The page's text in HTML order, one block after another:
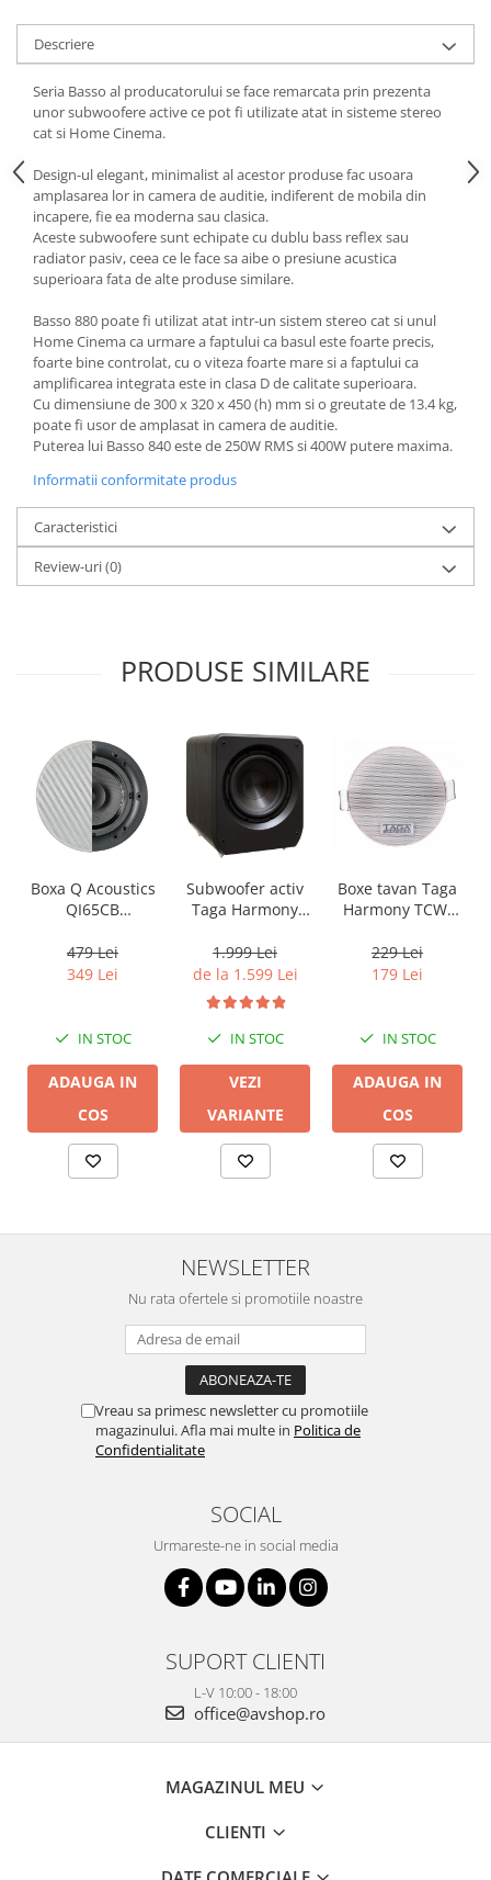
Descriere
Seria Basso al producatorului se face remarcata prin prezenta
unor subwoofere active ce pot fi utilizate atat in sisteme stereo
cat si Home Cinema.
Design-ul elegant, minimalist al acestor produse fac usoara
amplasarea lor in camera de auditie, indiferent de mobila din
incapere, fie ea moderna sau clasica.
Aceste subwoofere sunt echipate cu dublu bass reflex sau
radiator pasiv, ceea ce le face sa aibe o presiune acustica
superioara fata de alte produse similare.
Basso 880 poate fi utilizat atat intr-un sistem stereo cat si unul
Home Cinema ca urmare a faptului ca basul este foarte precis,
foarte bine controlat, cu o viteza foarte mare si a faptului ca
amplificarea integrata este in clasa D de calitate superioara.
Cu dimensiune de 300 x 320 x 450 (h) mm si o greutate de 13.4 kg,
poate fi usor de amplasat in camera de auditie.
Puterea lui Basso 840 este de 250W RMS si 400W putere maxima.
Informatii conformitate produs
Caracteristici
Review-uri(0)
PRODUSE SIMILARE
Boxa Q Acoustics
QI65CB
Ceiling (1 buc)
479 Lei
349 Lei
IN STOC
ADAUGA IN
COS
Subwoofer activ
Taga Harmony
v3
1.999 Lei
de la 1.599 Lei
IN STOC
VEZI
VARIANTE
Boxe tavan Taga
Harmony TCW-
229 Lei
179 Lei
IN STOC
ADAUGA IN
COS
NEWSLETTER
Nu rata ofertele si promotiile noastre
Vreau sa primesc newsletter cu promotiile
magazinului. Afla mai multe in Politica de
Confidentialitate
SOCIAL
Urmareste-ne in social media
SUPORT CLIENTI
L-V 10:00 - 18:00
office@avshop.ro
MAGAZINUL MEU
CLIENTI